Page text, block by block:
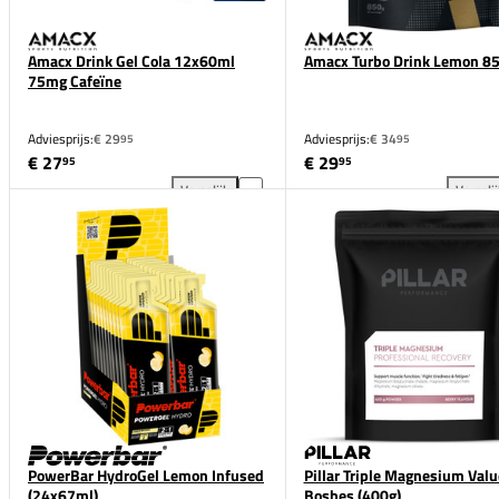
Amacx Drink Gel Cola 12x60ml
75mg Cafeïne
Adviesprijs:€ 2995
€ 2795
Vergelijk
Amacx Drink Gel Cola 12x60ml 75mg Cafeïne
Amacx Turbo Drink Lemon
Adviesprijs:€ 3495
€ 2995
PowerBar HydroGel Lemon Infused
Pillar Triple Magnesium